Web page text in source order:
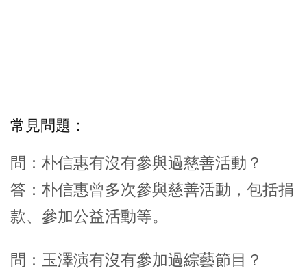
常見問題：
問：朴信惠有沒有參與過慈善活動？
答：朴信惠曾多次參與慈善活動，包括捐
款、參加公益活動等。
問：玉澤演有沒有參加過綜藝節目？